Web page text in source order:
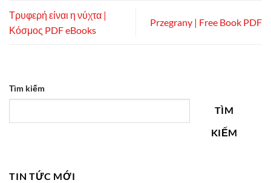
Τρυφερή είναι η νύχτα |
Κόσμος PDF eBooks
Przegrany | Free Book PDF
Tìm kiếm
TÌM
KIẾM
TIN TỨC MỚI